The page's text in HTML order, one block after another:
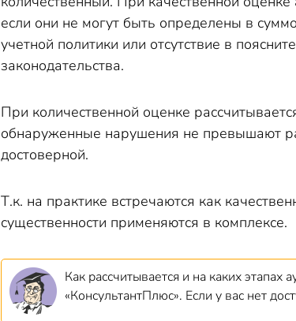
если они не могут быть определены в
учетной политики или отсутствие в
законодательства.
При количественной оценке
обнаруженные нарушения не превышают
достоверной.
Т.к. на практике встречаются как
существенности применяются в комплексе.
Как рассчитывается и на каких этапах
«КонсультантПлюс». Если у вас нет